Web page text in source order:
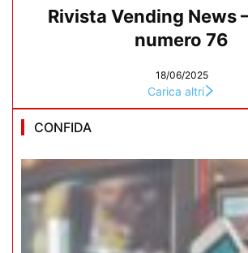
Rivista Vending News
numero 76
18/06/2025
Carica altri
CONFIDA